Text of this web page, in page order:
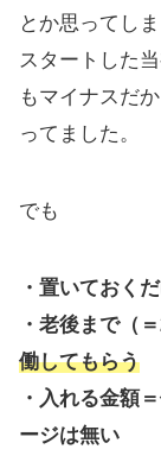
とか思ってしま
スタートした
もマイナスだ
ってました。
でも
・置いておく
・老後まで（
働してもらう
・入れる金額
ージは無い